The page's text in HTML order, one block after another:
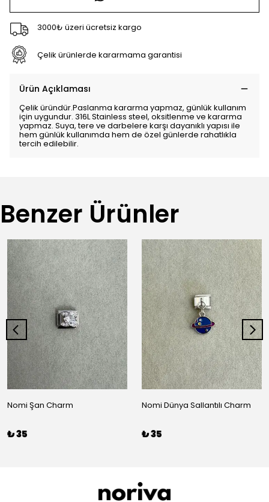
3000₺ üzeri ücretsiz kargo
Çelik ürünlerde kararmama garantisi
Ürün Açıklaması
Çelik üründür.Paslanma kararma yapmaz, günlük kullanım
için uygundur. 316L Stainless steel, oksitlenme ve kararma
yapmaz. Suya, tere ve darbelere karşı dayanıklı yapısı ile
hem günlük kullanımda hem de özel günlerde rahatlıkla
tercih edilebilir.
Benzer Ürünler
Nomi Şan Charm
₺ 35
Nomi Dünya Sallantılı Charm
₺ 35